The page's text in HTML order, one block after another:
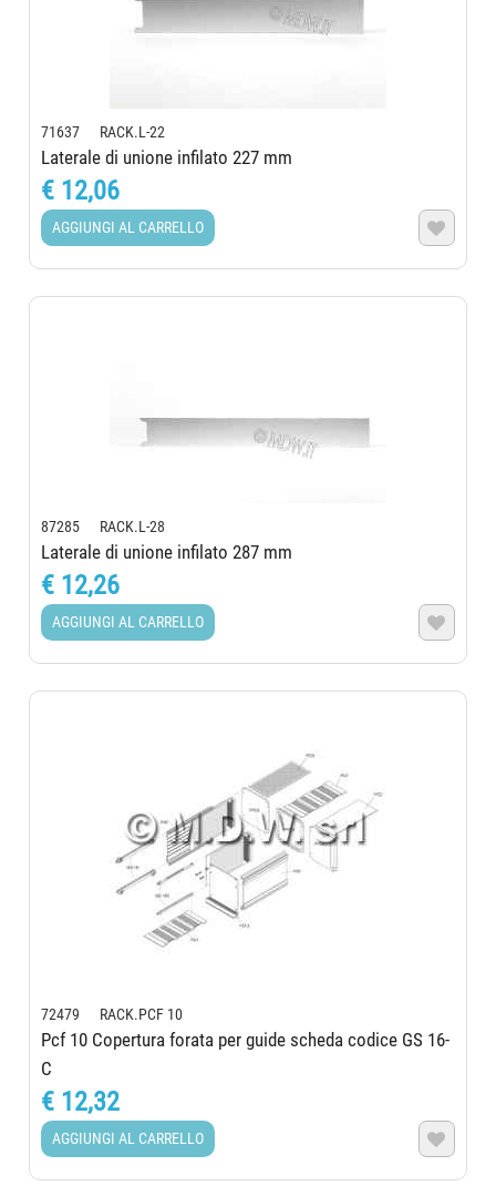
71637 RACK.L-22
Laterale di unione infilato 227 mm
€ 12,06
AGGIUNGI AL CARRELLO 
87285 RACK.L-28
Laterale di unione infilato 287 mm
€ 12,26
AGGIUNGI AL CARRELLO 
72479 RACK.PCF 10
Pcf 10 Copertura forata per guide scheda codice GS 16-
C
€ 12,32
AGGIUNGI AL CARRELLO 